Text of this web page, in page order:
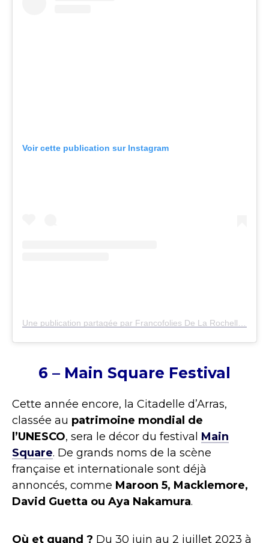
Voir cette publication sur Instagram
Une publication partagée par Francofolies De La Rochelle (@francofolieslarochelle)
6 – Main Square Festival
Cette année encore, la Citadelle d’Arras,
classée au patrimoine mondial de
l’UNESCO, sera le décor du festival Main
Square. De grands noms de la scène
française et internationale sont déjà
annoncés, comme Maroon 5, Macklemore,
David Guetta ou Aya Nakamura.
Où et quand ? Du 30 juin au 2 juillet 2023 à